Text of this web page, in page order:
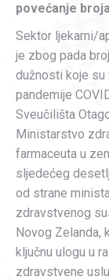
povećanje
Sektor ljekarni/
je zbog pada
dužnosti koje
pandemije
Sveučilišta
Ministarstvo
farmaceuta u
sljedećeg
od strane
zdravstvenog
Novog Zelanda,
ključnu ulogu u
zdravstvene